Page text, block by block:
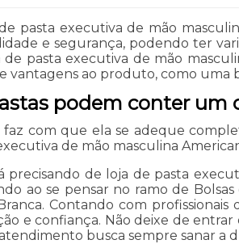
pasta executiva de mão
e segurança, podendo ter
de pasta executiva de mão
vantagens ao produto, como uma
podem conter
com que ela se adeque
de mão masculina
precisando de loja de pasta
ao se pensar no ramo de
Contando com
e confiança. Não deixe de
busca sempre sanar a